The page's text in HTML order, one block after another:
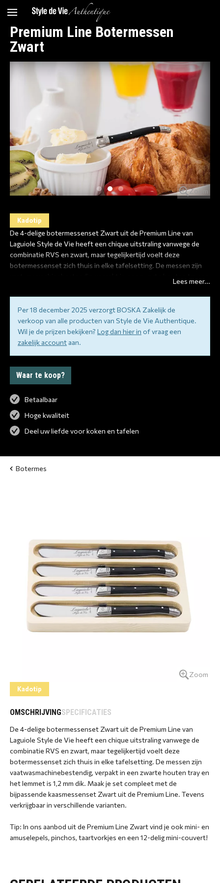
Premium Line Botermessen
Zwart
Zoom
Zoom
Zoom
Kadotip
De 4-delige botermessenset Zwart uit de Premium Line van
Laguiole Style de Vie heeft een chique uitstraling vanwege de
combinatie RVS en zwart, maar tegelijkertijd voelt deze
botermessenset zich thuis in elke tafelsetting. De messen zijn
bijpassende kaasmessenset Zwart uit de Premium Line. Tevens
verkrijgbaar in verschillende varianten.
Tip: In ons aanbod uit de Premium Line Zwart vind je ook mini- en
amuselepels, pinchos, taartvorkjes en een 12-delig mini-couvert!
Lees meer...
Per 18 december 2025 verzorgt BOSKA Zakelijk de
verkoop van alle producten van Style de Vie Authentique.
Wil je de prijzen bekijken? Log dan hier in of vraag een
zakelijk account aan.
Waar te koop?
Betaalbaar
Hoge kwaliteit
Deel uw liefde voor koken en tafelen
Botermes
Zoom
Kadotip
OMSCHRIJVINGSPECIFICATIES
De 4-delige botermessenset Zwart uit de Premium Line van
Laguiole Style de Vie heeft een chique uitstraling vanwege de
combinatie RVS en zwart, maar tegelijkertijd voelt deze
botermessenset zich thuis in elke tafelsetting. De messen zijn
vaatwasmachinebestendig, verpakt in een zwarte houten tray en
het lemmet is 1,2 mm dik. Maak je set compleet met de
bijpassende kaasmessenset Zwart uit de Premium Line. Tevens
verkrijgbaar in verschillende varianten.
Tip: In ons aanbod uit de Premium Line Zwart vind je ook mini- en
amuselepels, pinchos, taartvorkjes en een 12-delig mini-couvert!